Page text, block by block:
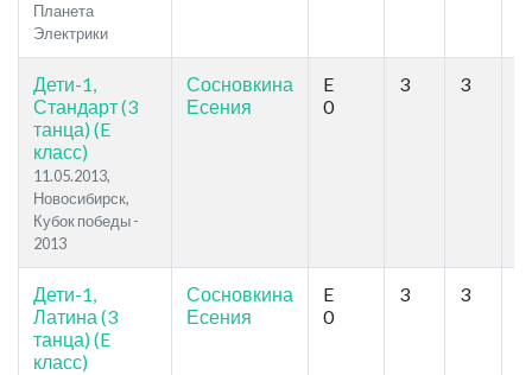
Планета
Электрики
Дети-1,
Стандарт (3
танца) (E
класс)
11.05.2013,
Новосибирск,
Кубок победы -
2013
Сосновкина
Есения
E
0
3 3
Дети-1,
Латина (3
танца) (E
класс)
Сосновкина
Есения
E
0
3 3